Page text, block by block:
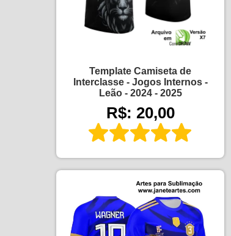
Template Camiseta de
Interclasse - Jogos Internos -
Leão - 2024 - 2025
R$: 20,00